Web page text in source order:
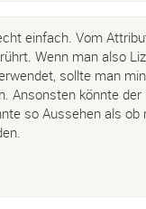
einfach. Vom
Wenn man also
sollte man
Ansonsten könnte
so Aussehen als